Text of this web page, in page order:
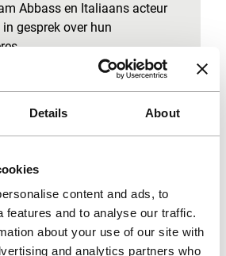
Details About
content and ads, to
features and to analyse our traffic.
about your use of our site with
and analytics partners who
Abbass en Italiaans acteur
gesprek over hun